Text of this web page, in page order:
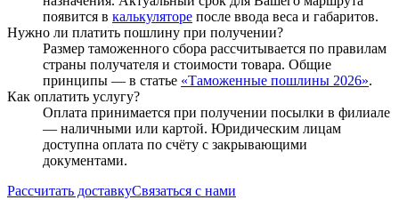
появится в калькуляторе после ввода веса и габаритов.
Нужно ли платить пошлину при получении?
Размер таможенного сбора рассчитывается по правилам
страны получателя и стоимости товара. Общие
принципы — в статье «Таможенные пошлины 2026».
Как оплатить услугу?
Оплата принимается при получении посылки в филиале
— наличными или картой. Юридическим лицам
доступна оплата по счёту с закрывающими
документами.
Рассчитать доставкуСвязаться с нами